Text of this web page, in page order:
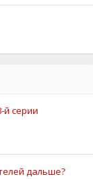
й серии
дальше?